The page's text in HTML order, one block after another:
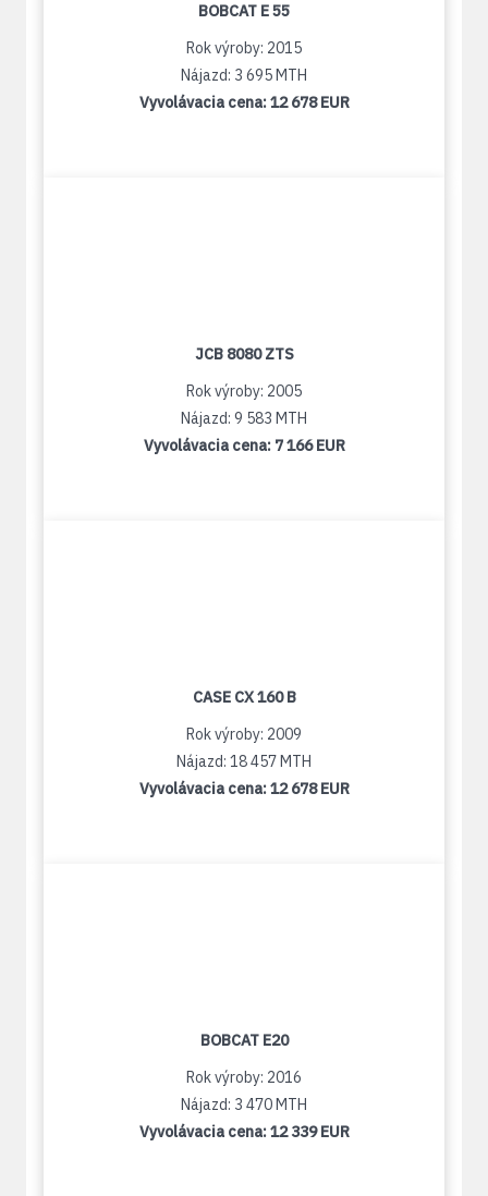
BOBCAT E 55
Rok výroby: 2015
Nájazd: 3 695 MTH
Vyvolávacia cena:12 678 EUR
JCB 8080 ZTS
Rok výroby: 2005
Nájazd: 9 583 MTH
Vyvolávacia cena: 7 166 EUR
CASE CX 160 B
Rok výroby: 2009
Nájazd: 18 457 MTH
Vyvolávacia cena:12 678 EUR
BOBCAT E20
Rok výroby: 2016
Nájazd: 3 470 MTH
Vyvolávacia cena:12 339 EUR